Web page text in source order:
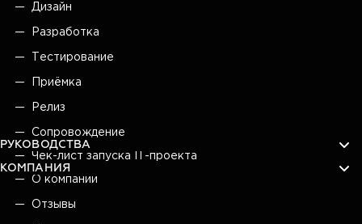
Дизайн
Разработка
Тестирование
Приёмка
Релиз
Сопровождение
РУКОВОДСТВА
Чек-лист запуска IT-проекта
КОМПАНИЯ
О компании
Отзывы